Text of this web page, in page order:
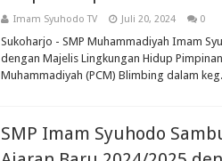
Imam Syuhodo TV Juli 20, 2024 0
Sukoharjo - SMP Muhammadiyah Imam
dengan Majelis Lingkungan Hidup
Muhammadiyah (PCM) Blimbing dalam
SMP Imam Syuhodo